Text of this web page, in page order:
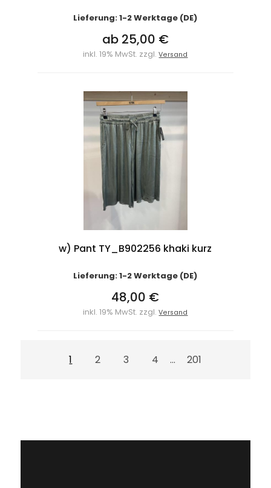
Lieferung: 1-2 Werktage (DE)
ab 25,00 €
inkl. 19% MwSt. zzgl.Versand
w) Pant TY_B902256 khaki kurz
Lieferung: 1-2 Werktage (DE)
48,00 €
inkl. 19% MwSt. zzgl.Versand
1 2 3 4 ... 201